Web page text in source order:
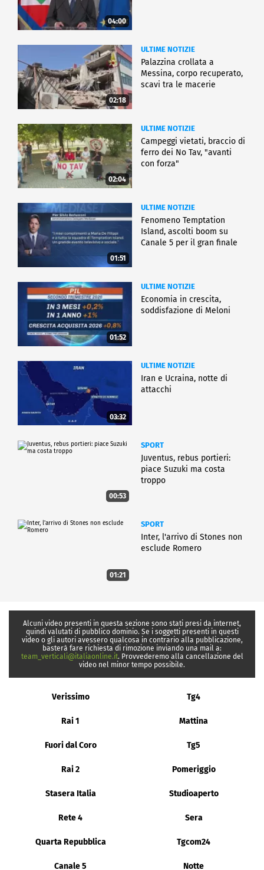
04:00
02:18
ULTIME NOTIZIE
Palazzina crollata a
Messina, corpo recuperato,
scavi tra le macerie
02:04
ULTIME NOTIZIE
Campeggi vietati, braccio di
ferro dei No Tav, "avanti
con forza"
01:51
ULTIME NOTIZIE
Fenomeno Temptation
Island, ascolti boom su
Canale 5 per il gran finale
01:52
ULTIME NOTIZIE
Economia in crescita,
soddisfazione di Meloni
03:32
ULTIME NOTIZIE
Iran e Ucraina, notte di
attacchi
00:53
SPORT
Juventus, rebus portieri:
piace Suzuki ma costa
troppo
01:21
SPORT
Inter, l'arrivo di Stones non
esclude Romero
Alcuni video presenti in questa sezione sono stati presi da internet,
quindi valutati di pubblico dominio. Se i soggetti presenti in questi
video o gli autori avessero qualcosa in contrario alla pubblicazione,
basterà fare richiesta di rimozione inviando una mail a:
team_verticali@italiaonline.it. Provvederemo alla cancellazione del
video nel minor tempo possibile.
Verissimo Tg4
Rai 1 Mattina
Fuori dal Coro Tg5
Rai 2 Pomeriggio
Stasera Italia Studioaperto
Rete 4 Sera
Quarta Repubblica Tgcom24
Canale 5 Notte